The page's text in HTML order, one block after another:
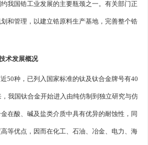
我国锆工业发展的主要瓶颈之一。有关部门正
和管理，以建立锆原料生产基地，完善整个锆
术发展概况
50种，已列入国家标准的钛及钛合金牌号有40
我国钛合金开始进入由纯仿制到独立研究与仿
在酸、碱及盐类介质中具有优异的耐蚀性，同
等优点，因而在化工、石油、冶金、电力、海